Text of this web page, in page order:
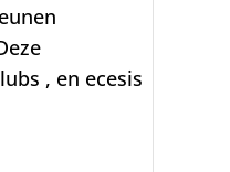
, en ecesis